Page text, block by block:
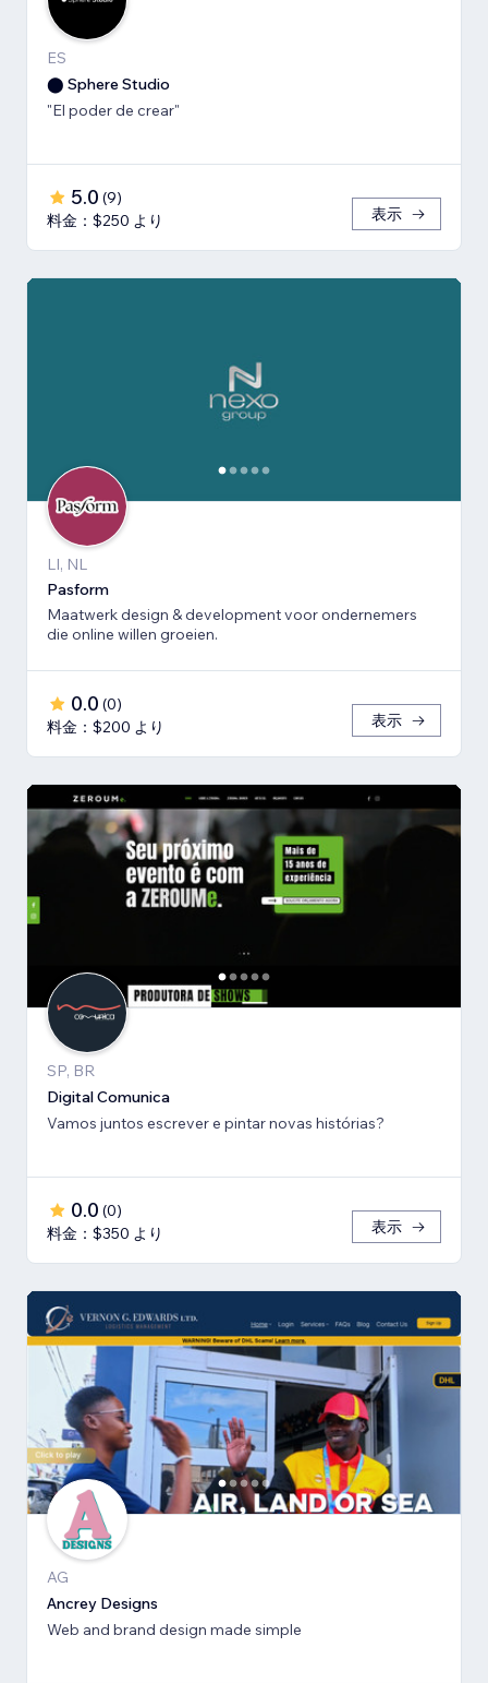
ES
⬤ Sphere Studio
"El poder de crear"
5.0 (9)
料金：$250 より
表示
LI, NL
Pasform
Maatwerk design & development voor ondernemers
die online willen groeien.
0.0 (0)
料金：$200 より
表示
SP, BR
Digital Comunica
Vamos juntos escrever e pintar novas histórias?
0.0 (0)
料金：$350 より
表示
AG
Ancrey Designs
Web and brand design made simple